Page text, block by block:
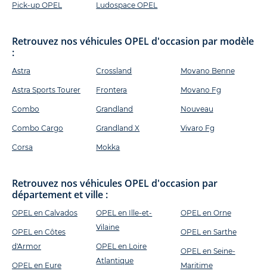
Pick-up OPEL Ludospace OPEL
Retrouvez nos véhicules OPEL d'occasion par modèle
:
Astra
Astra Sports Tourer
Combo
Combo Cargo
Corsa
Crossland
Frontera
Grandland
Grandland X
Mokka
Movano Benne
Movano Fg
Nouveau
Vivaro Fg
Retrouvez nos véhicules OPEL d'occasion par
département et ville :
OPEL en Calvados
OPEL en Côtes
d'Armor
OPEL en Eure
OPEL en Ille-et-
Vilaine
OPEL en Loire
Atlantique
OPEL en Orne
OPEL en Sarthe
OPEL en Seine-
Maritime